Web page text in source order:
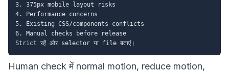
3. 375px mobile layout risks
4. Performance concerns
5. Existing CSS/components conflicts
6. Manual checks before release
Human check में normal motion, reduce motion,